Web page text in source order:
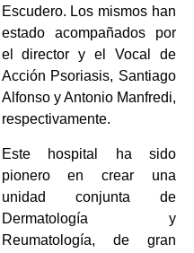
Escudero. Los mismos han
estado acompañados por
el director y el Vocal de
Acción Psoriasis, Santiago
Alfonso y Antonio Manfredi,
respectivamente.
Este hospital ha sido
pionero en crear una
unidad conjunta de
Dermatología y
Reumatología, de gran